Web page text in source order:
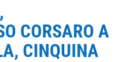
CORSARO A
CINQUINA